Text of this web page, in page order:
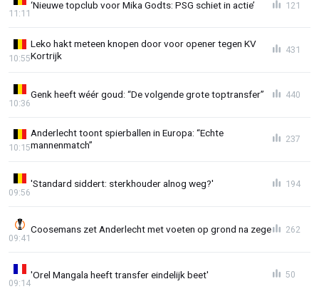
‘Nieuwe topclub voor Mika Godts: PSG schiet in actie’
11:11
121
Leko hakt meteen knopen door voor opener tegen KV
Kortrijk
10:55
431
Genk heeft wéér goud: “De volgende grote toptransfer”
10:36
440
Anderlecht toont spierballen in Europa: “Echte
mannenmatch”
10:15
237
'Standard siddert: sterkhouder alnog weg?'
09:56
194
Coosemans zet Anderlecht met voeten op grond na zege
09:41
262
'Orel Mangala heeft transfer eindelijk beet'
09:14
50